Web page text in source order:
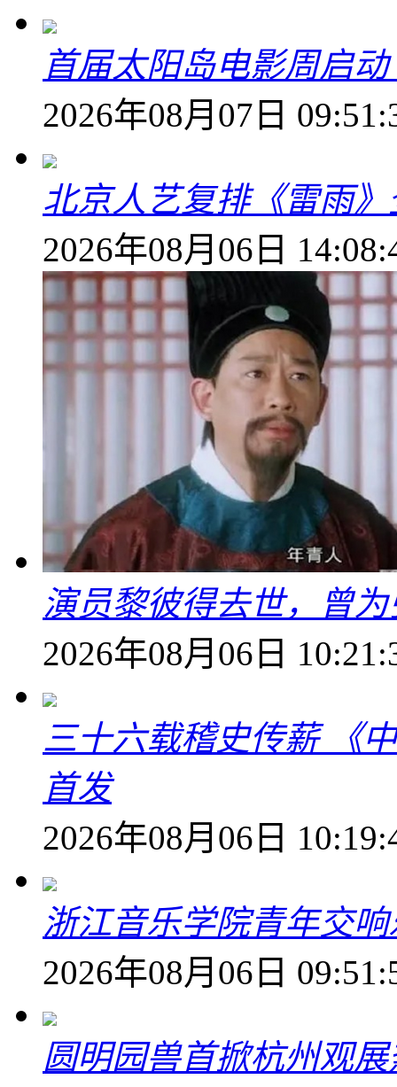
首届太阳岛电影周启
2026年08月07日
北京人艺复排《雷雨》
2026年08月06日
演员黎彼得去世，曾
2026年08月06日
三十六载稽史传薪 《
首发
2026年08月06日
浙江音乐学院青年交
2026年08月06日
圆明园兽首掀杭州观